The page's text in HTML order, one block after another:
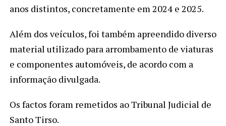
anos distintos, concretamente em 2024 e 2025.
Além dos veículos, foi também apreendido diverso
material utilizado para arrombamento de viaturas
e componentes automóveis, de acordo com a
informação divulgada.
Os factos foram remetidos ao Tribunal Judicial de
Santo Tirso.